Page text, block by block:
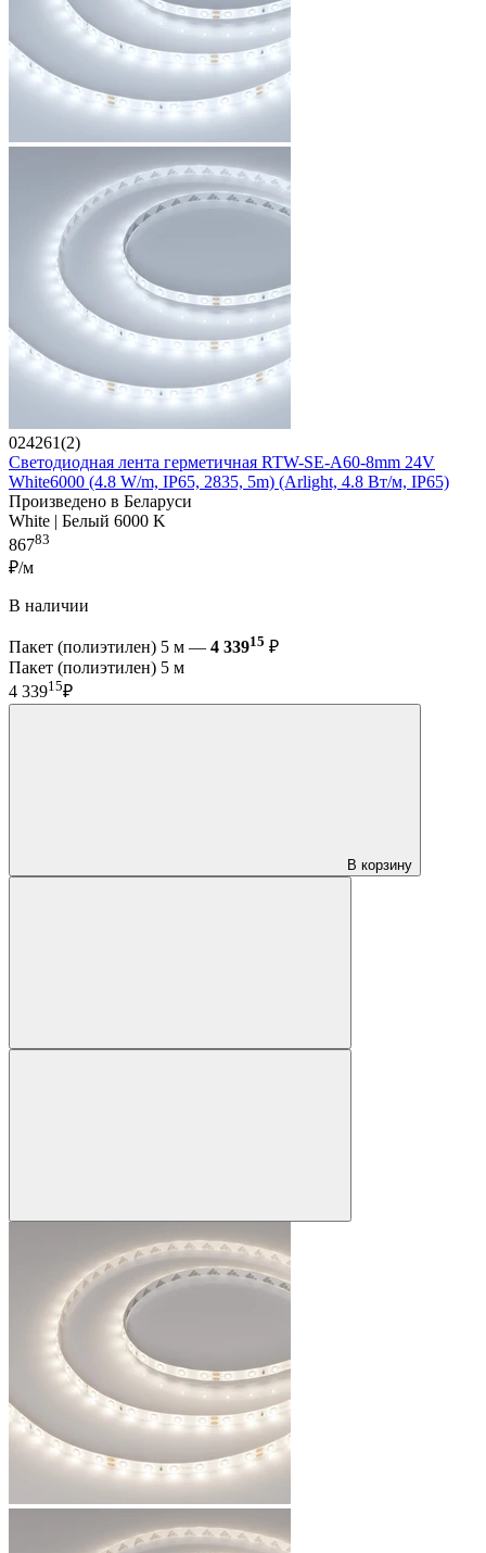
024261(2)
Светодиодная лента герметичная RTW-SE-A60-8mm 24V
White6000 (4.8 W/m, IP65, 2835, 5m) (Arlight, 4.8 Вт/м, IP65)
Произведено в Беларуси
White | Белый 6000 K
86783
₽/м
В наличии
Пакет (полиэтилен) 5 м — 4 33915 ₽
Пакет (полиэтилен) 5 м
4 33915₽
В корзину